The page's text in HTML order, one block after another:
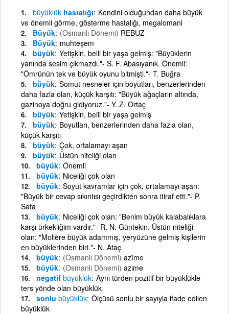
büyüklük hastalığı Kendini olduğundan daha büyük
ve önemli görme, gösterme hastalığı, megalomani
Büyük (Osmanlı Dönemi) REBUZ
Büyük muhteşem
büyük Yetişkin, belli bir yaşa gelmiş: "Büyüklerin
yanında sesim çıkmazdı."- S. F. Abasıyanık. Önemli:
"Ömrünün tek ve büyük oyunu bitmişti."- T. Buğra
büyük Somut nesneler için boyutları, benzerlerinden
daha fazla olan, küçük karşıtı: "Büyük ağaçların altında,
gazinoya doğru gidiyoruz."- Y. Z. Ortaç
büyük Yetişkin, belli bir yaşa gelmiş
büyük Boyutları, benzerlerinden daha fazla olan,
küçük karşıtı
büyük Çok, ortalamayı aşan
büyük Üstün niteliği olan
büyük Önemli
büyük Niceliği çok olan
büyük Soyut kavramlar için çok, ortalamayı aşan:
"Büyük bir cevap sıkıntısı geçirdikten sonra itiraf etti."- P.
Safa
büyük Niceliği çok olan: "Benim büyük kalabalıklara
karşı ürkekliğim vardır."- R. N. Güntekin. Üstün niteliği
olan: "Molière büyük adammış, yeryüzüne gelmiş kişilerin
en büyüklerinden biri."- N. Ataç
büyük (Osmanlı Dönemi) azîme
büyük (Osmanlı Dönemi) azıme
negatif büyüklük Aynı türden pozitif bir büyüklükle
ters yönde olan büyüklük
sonlu büyüklük Ölçüsü sonlu bir sayıyla ifade edilen
büyüklük